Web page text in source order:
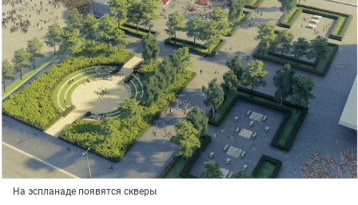
На эспланаде появятся скверы